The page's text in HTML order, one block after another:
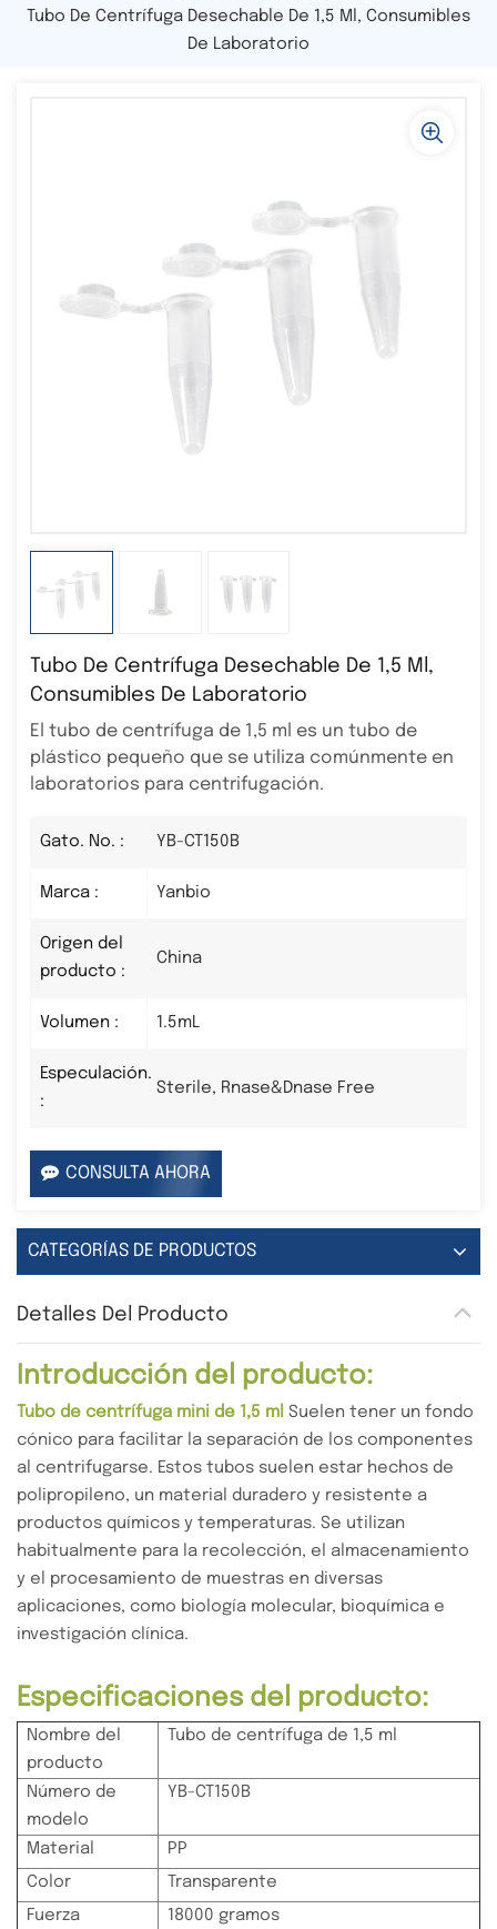
Tubo De Centrífuga Desechable De 1,5 Ml, Consumibles
De Laboratorio
Tubo De Centrífuga Desechable De 1,5 Ml,
Consumibles De Laboratorio
El tubo de centrífuga de 1,5 ml es un tubo de
plástico pequeño que se utiliza comúnmente en
laboratorios para centrifugación.
Gato. No. : YB-CT150B
Marca : Yanbio
Origen del
producto :
China
Volumen : 1.5mL
Especulación.
:
Sterile, Rnase&Dnase Free
CONSULTA AHORA
CATEGORÍAS DE PRODUCTOS
Detalles Del Producto
Introducción del producto:
Tubo de centrífuga mini de 1,5 ml Suelen tener un fondo
cónico para facilitar la separación de los componentes
al centrifugarse. Estos tubos suelen estar hechos de
polipropileno, un material duradero y resistente a
productos químicos y temperaturas. Se utilizan
habitualmente para la recolección, el almacenamiento
y el procesamiento de muestras en diversas
aplicaciones, como biología molecular, bioquímica e
investigación clínica.
Especificaciones del producto:
Nombre del
producto
Tubo de centrífuga de 1,5 ml
Número de
modelo
YB-CT150B
Material
PP
Color
Transparente
Fuerza
18000 gramos